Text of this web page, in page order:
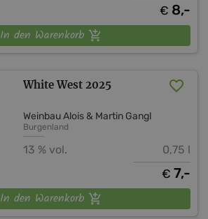
€ 8,-
In den Warenkorb
White West 2025
Weinbau Alois & Martin Gangl
Burgenland
13 % vol. 0,75 l
€ 7,-
In den Warenkorb